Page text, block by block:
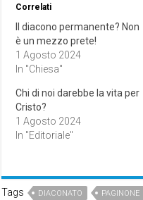
Correlati
Il diacono permanente? Non
è un mezzo prete!
1 Agosto 2024
In "Chiesa"
Chi di noi darebbe la vita per
Cristo?
1 Agosto 2024
In "Editoriale"
Tags DIACONATO PAGINONE